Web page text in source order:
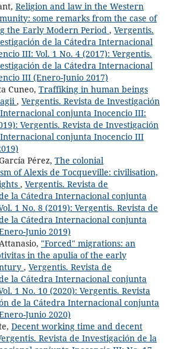
Religion and law in the Western
some remarks from the case of
the Early Modern Period , Vergentis.
de la Cátedra Internacional
III: Vol. 1 No. 4 (2017): Vergentis.
de la Cátedra Internacional
III (Enero-Junio 2017)
Cuneo, Traffiking in human beings
, Vergentis. Revista de Investigación
conjunta Inocencio III:
Vergentis. Revista de Investigación
conjunta Inocencio III
Pérez, The colonial
of Alexis de Tocqueville: civilisation,
, Vergentis. Revista de
la Cátedra Internacional conjunta
1 No. 8 (2019): Vergentis. Revista de
la Cátedra Internacional conjunta
Junio 2019)
"Forced" migrations: an
in the apulia of the early
, Vergentis. Revista de
la Cátedra Internacional conjunta
1 No. 10 (2020): Vergentis. Revista
de la Cátedra Internacional conjunta
Junio 2020)
Decent working time and decent
Revista de Investigación de la